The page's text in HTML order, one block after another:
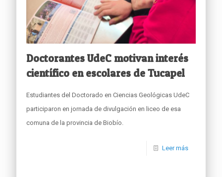
Doctorantes UdeC motivan interés
científico en escolares de Tucapel
Estudiantes del Doctorado en Ciencias Geológicas UdeC
participaron en jornada de divulgación en liceo de esa
comuna de la provincia de Biobío.
Leer más